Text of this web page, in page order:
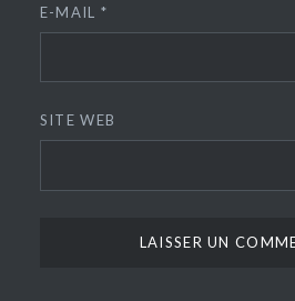
E-MAIL *
SITE WEB